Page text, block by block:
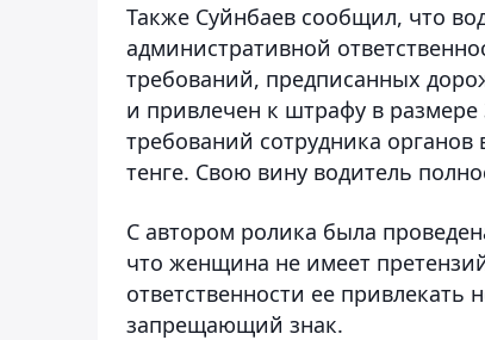
Также Суйнбаев сообщил, что
административной
требований, предписанных
и привлечен к штрафу в
требований сотрудника
тенге. Свою вину водитель
С автором ролика была
что женщина не имеет
ответственности ее привлекать
запрещающий знак.